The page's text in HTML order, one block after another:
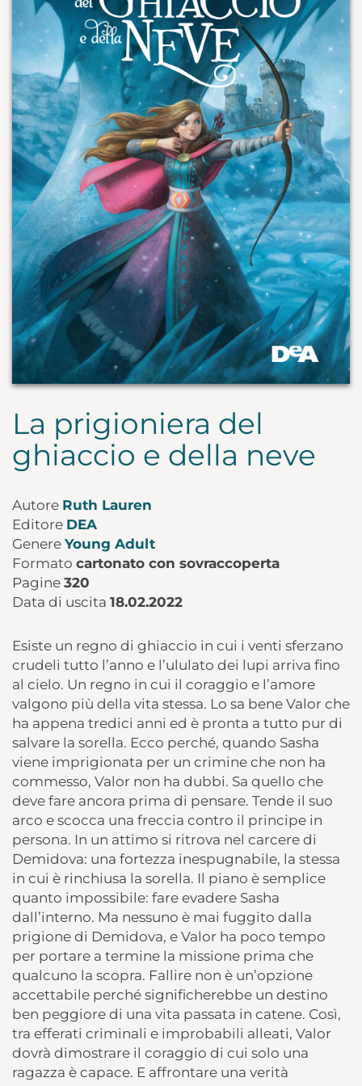
La prigioniera del
ghiaccio e della neve
Autore Ruth Lauren
Editore DEA
Genere Young Adult
Formato cartonato con sovraccoperta
Pagine 320
Data di uscita 18.02.2022
Esiste un regno di ghiaccio in cui i venti sferzano
crudeli tutto l’anno e l’ululato dei lupi arriva fino
al cielo. Un regno in cui il coraggio e l’amore
valgono più della vita stessa. Lo sa bene Valor che
ha appena tredici anni ed è pronta a tutto pur di
salvare la sorella. Ecco perché, quando Sasha
viene imprigionata per un crimine che non ha
commesso, Valor non ha dubbi. Sa quello che
deve fare ancora prima di pensare. Tende il suo
arco e scocca una freccia contro il principe in
persona. In un attimo si ritrova nel carcere di
Demidova: una fortezza inespugnabile, la stessa
in cui è rinchiusa la sorella. Il piano è semplice
quanto impossibile: fare evadere Sasha
dall’interno. Ma nessuno è mai fuggito dalla
prigione di Demidova, e Valor ha poco tempo
per portare a termine la missione prima che
qualcuno la scopra. Fallire non è un’opzione
accettabile perché significherebbe un destino
ben peggiore di una vita passata in catene. Così,
tra efferati criminali e improbabili alleati, Valor
dovrà dimostrare il coraggio di cui solo una
ragazza è capace. E affrontare una verità